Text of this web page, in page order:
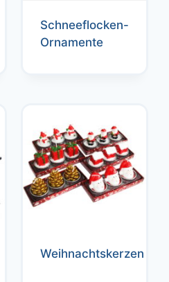
Schneeflocken-
Ornamente
Weihnachtskerzen